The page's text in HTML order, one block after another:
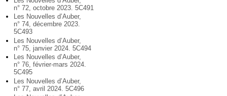
n° 72, octobre 2023. 5C491
Les Nouvelles d’Auber,
n° 74, décembre 2023.
5C493
Les Nouvelles d’Auber,
n° 75, janvier 2024. 5C494
Les Nouvelles d’Auber,
n° 76, février-mars 2024.
5C495
Les Nouvelles d’Auber,
n° 77, avril 2024. 5C496